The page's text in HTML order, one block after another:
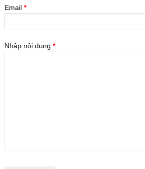
Email *
Nhập nội dung *